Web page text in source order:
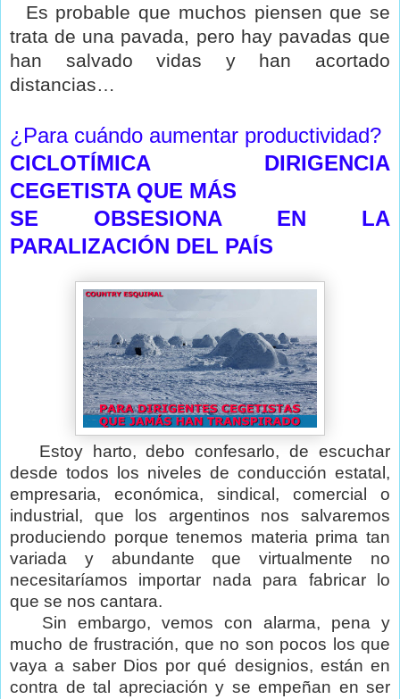
Es probable que muchos piensen que se
trata de una pavada, pero hay pavadas que
han salvado vidas y han acortado
distancias…
¿Para cuándo aumentar productividad?
CICLOTÍMICA DIRIGENCIA
CEGETISTA QUE MÁS
SE OBSESIONA EN LA
PARALIZACIÓN DEL PAÍS
Estoy harto, debo confesarlo, de escuchar
desde todos los niveles de conducción estatal,
empresaria, económica, sindical, comercial o
industrial, que los argentinos nos salvaremos
produciendo porque tenemos materia prima tan
variada y abundante que virtualmente no
necesitaríamos importar nada para fabricar lo
que se nos cantara.
Sin embargo, vemos con alarma, pena y
mucho de frustración, que no son pocos los que
vaya a saber Dios por qué designios, están en
contra de tal apreciación y se empeñan en ser